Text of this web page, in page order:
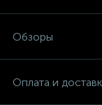
Обзоры
Оплата и